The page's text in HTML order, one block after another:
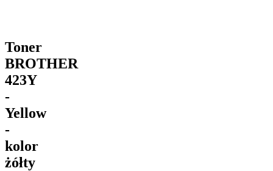
Toner
BROTHER
423Y
-
Yellow
-
kolor
żółty